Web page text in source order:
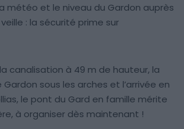
météo et le niveau du Gardon auprès
: la sécurité prime sur
canalisation à 49 m de hauteur, la
sous les arches et l’arrivée en
le pont du Gard en famille mérite
à organiser dès maintenant !